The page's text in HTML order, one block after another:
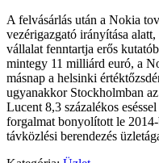
A felvásárlás után a Nokia
vezérigazgató irányítása
vállalat fenntartja erős
mintegy 11 milliárd euró, a
másnap a helsinki
ugyanakkor Stockholmban
Lucent 8,3 százalékos
forgalmat bonyolított le
távközlési berendezés